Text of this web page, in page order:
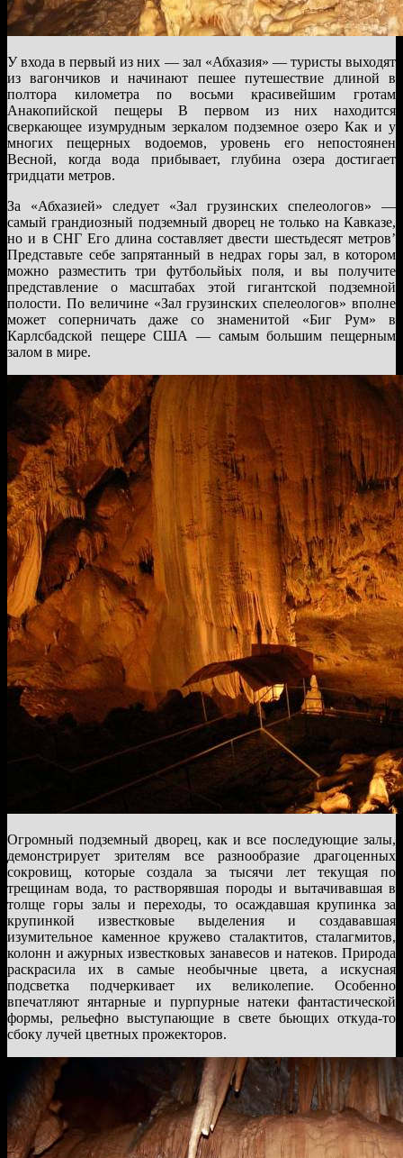
У входа в первый из них — зал «Абхазия» — туристы выходят
из вагончиков и начинают пешее путешествие длиной в
полтора километра по восьми красивейшим гротам
Анакопийской пещеры В первом из них находится
сверкающее изумрудным зеркалом подземное озеро Как и у
многих пещерных водоемов, уровень его непостоянен
Весной, когда вода прибывает, глубина озера достигает
тридцати метров.
За «Абхазией» следует «Зал грузинских спелеологов» —
самый грандиозный подземный дворец не только на Кавказе,
но и в СНГ Его длина составляет двести шестьдесят метров’
Представьте себе запрятанный в недрах горы зал, в котором
можно разместить три футбольйьіх поля, и вы получите
представление о масштабах этой гигантской подземной
полости. По величине «Зал грузинских спелеологов» вполне
может соперничать даже со знаменитой «Биг Рум» в
Карлсбадской пещере США — самым большим пещерным
залом в мире.
Огромный подземный дворец, как и все последующие залы,
демонстрирует зрителям все разнообразие драгоценных
сокровищ, которые создала за тысячи лет текущая по
трещинам вода, то растворявшая породы и вытачивавшая в
толще горы залы и переходы, то осаждавшая крупинка за
крупинкой известковые выделения и создававшая
изумительное каменное кружево сталактитов, сталагмитов,
колонн и ажурных известковых занавесов и натеков. Природа
раскрасила их в самые необычные цвета, а искусная
подсветка подчеркивает их великолепие. Особенно
впечатляют янтарные и пурпурные натеки фантастической
формы, рельефно выступающие в свете бьющих откуда-то
сбоку лучей цветных прожекторов.